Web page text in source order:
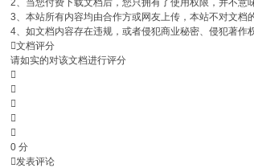
2、当您付费下载文档后，您只拥有了使用权限，并不意
3、本站所有内容均由合作方或网友上传，本站不对文档
4、如文档内容存在违规，或者侵犯商业秘密、侵犯著作
文档评分
请如实的对该文档进行评分





0 分
发表评论